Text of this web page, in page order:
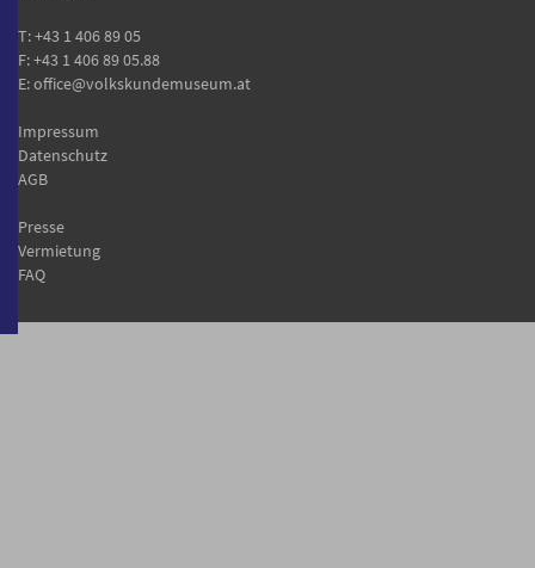
T:+43 1 406 89 05
F: +43 1 406 89 05.88
E:office@volkskundemuseum.at
Impressum
Datenschutz
AGB
Presse
Vermietung
FAQ